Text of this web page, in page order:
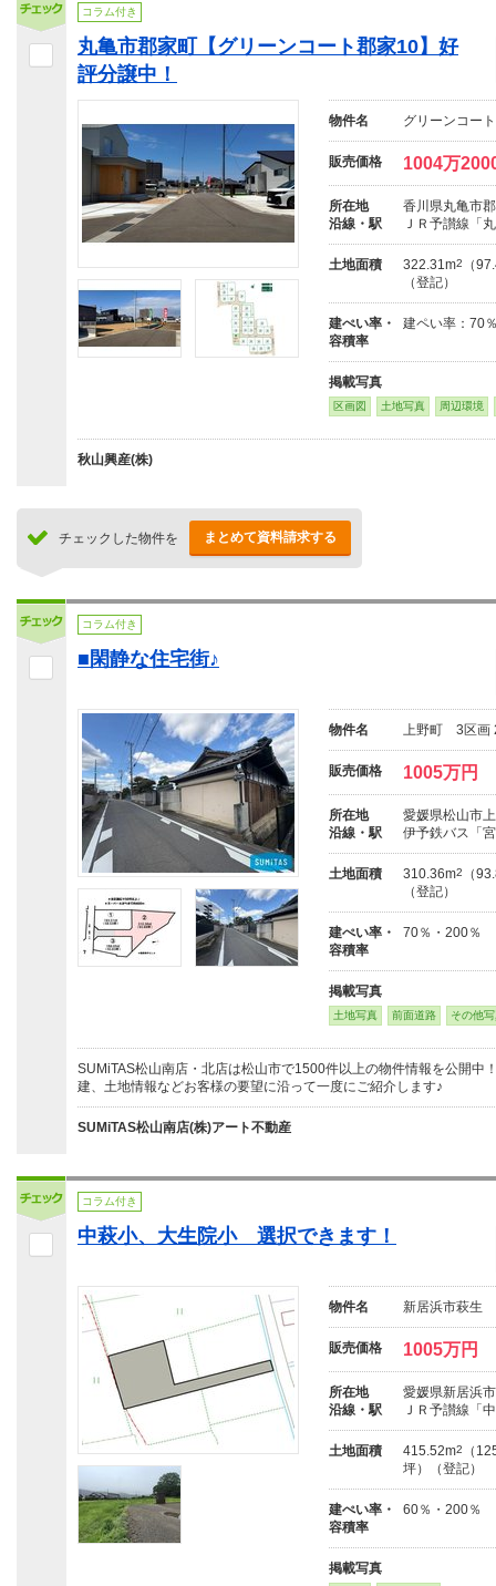
コラム付き
丸亀市郡家町【グリーンコート郡家10】好
評分譲中！
物件名 グリーンコー
販売価格 1004万
所在地
香川県丸亀市
沿線・駅
ＪＲ予讃線「
土地面積 322.31m2
（
（登記）
建ぺい率・
容積率
建ペい率：70
掲載写真
区画図 土地写真 周辺環境
秋山興産(株)
チェックした物件を まとめて資料請求する
コラム付き
■閑静な住宅街♪
物件名 上野町 3区画
販売価格 1005万円
所在地
愛媛県松山市
沿線・駅
伊予鉄バス「
土地面積 310.36m2
（
（登記）
建ぺい率・
容積率
70％・200％
掲載写真
土地写真 前面道路 その他
SUMiTAS松山南店・北店は松山市で1500件以上の物件情報を公開
建、土地情報などお客様の要望に沿って一度にご紹介します♪
SUMiTAS松山南店(株)アート不動産
コラム付き
中萩小、大生院小 選択できます！
物件名 新居浜市萩生
販売価格 1005万円
所在地
愛媛県新居浜
沿線・駅
ＪＲ予讃線「
土地面積 415.52m2
（
坪）（登記）
建ぺい率・
容積率
60％・200％
掲載写真